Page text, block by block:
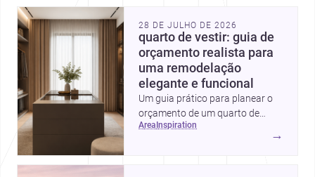
28 DE JULHO DE 2026
quarto de vestir: guia de
orçamento realista para
uma remodelação
elegante e funcional
Um guia prático para planear o
orçamento de um quarto de
vestir em Portugal, com
area inspiration
→